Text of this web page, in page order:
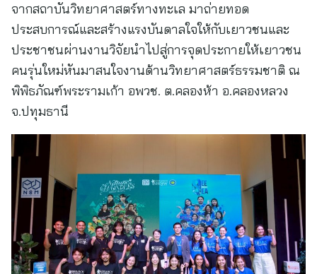
จากสถาบันวิทยาศาสตร์ทางทะเล มาถ่ายทอด
ประสบการณ์และสร้างแรงบันดาลใจให้กับเยาวชนและ
ประชาชนผ่านงานวิจัยนำไปสู่การจุดประกายให้เยาวชน
คนรุ่นใหม่หันมาสนใจงานด้านวิทยาศาสตร์ธรรมชาติ ณ
พิพิธภัณฑ์พระรามเก้า อพวช. ต.คลองห้า อ.คลองหลวง
จ.ปทุมธานี